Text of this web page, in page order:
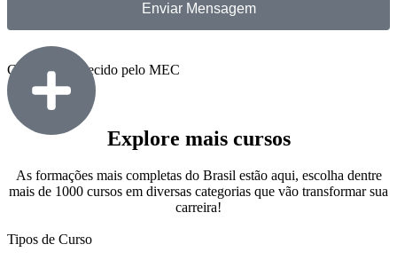
Enviar Mensagem
Curso Reconhecido pelo MEC
Explore mais cursos
As formações mais completas do Brasil estão aqui, escolha dentre
mais de 1000 cursos em diversas categorias que vão transformar sua
carreira!
Tipos de Curso